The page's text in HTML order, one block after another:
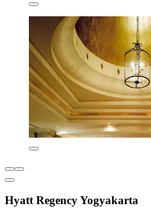
Hyatt Regency Yogyakarta